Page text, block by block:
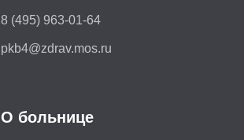
8 (495) 963-01-64
pkb4@zdrav.mos.ru
О больнице